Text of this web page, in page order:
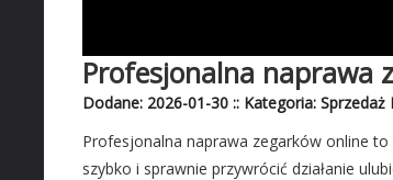
Profesjonalna naprawa
Dodane: 2026-01-30 :: Kategoria:
Profesjonalna naprawa zegarków online
szybko i sprawnie przywrócić działanie